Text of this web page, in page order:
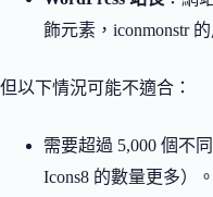
飾元素，iconmonstr
但以下情況可能不適合：
需要超過 5,000 個不
Icons8 的數量更多）。